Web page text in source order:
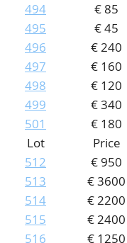
494
€ 85
495
€ 45
496
€ 240
497
€ 160
498
€ 120
499
€ 340
501
€ 180
Lot
Price
512
€ 950
513
€ 3600
514
€ 2200
515
€ 2400
516
€ 1250